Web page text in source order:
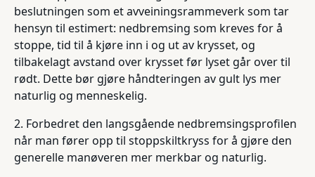
beslutningen som et avveiningsrammeverk som tar
hensyn til estimert: nedbremsing som kreves for å
stoppe, tid til å kjøre inn i og ut av krysset, og
tilbakelagt avstand over krysset før lyset går over til
rødt. Dette bør gjøre håndteringen av gult lys mer
naturlig og menneskelig.
2. Forbedret den langsgående nedbremsingsprofilen
når man fører opp til stoppskiltkryss for å gjøre den
generelle manøveren mer merkbar og naturlig.